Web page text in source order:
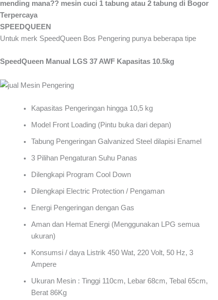
mending mana?? mesin cuci 1 tabung atau 2 tabung di Bogor
Terpercaya
SPEEDQUEEN
Untuk merk SpeedQueen Bos Pengering punya beberapa tipe
SpeedQueen Manual LGS 37 AWF Kapasitas 10.5kg
Kapasitas Pengeringan hingga 10,5 kg
Model Front Loading (Pintu buka dari depan)
Tabung Pengeringan Galvanized Steel dilapisi Enamel
3 Pilihan Pengaturan Suhu Panas
Dilengkapi Program Cool Down
Dilengkapi Electric Protection / Pengaman
Energi Pengeringan dengan Gas
Aman dan Hemat Energi (Menggunakan LPG semua
ukuran)
Konsumsi / daya Listrik 450 Wat, 220 Volt, 50 Hz, 3
Ampere
Ukuran Mesin : Tinggi 110cm, Lebar 68cm, Tebal 65cm,
Berat 86Kg